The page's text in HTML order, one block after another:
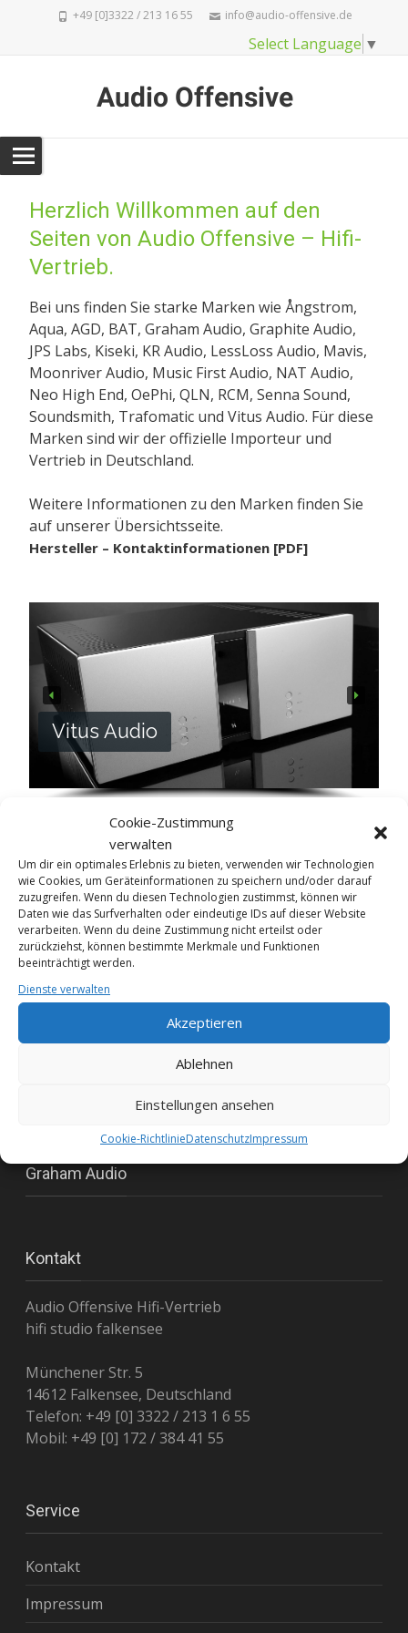
Cookie-Zustimmung
verwalten
Um dir ein optimales Erlebnis zu bieten, verwenden wir Technologien
wie Cookies, um Geräteinformationen zu speichern und/oder darauf
zuzugreifen. Wenn du diesen Technologien zustimmst, können wir
Daten wie das Surfverhalten oder eindeutige IDs auf dieser Website
verarbeiten. Wenn du deine Zustimmung nicht erteilst oder
zurückziehst, können bestimmte Merkmale und Funktionen
beeinträchtigt werden.
Dienste verwalten
Akzeptieren
Ablehnen
Einstellungen ansehen
Cookie-RichtlinieDatenschutzImpressum
+49 [0]3322 / 213 16 55 info@audio-offensive.de
Select Language ▼
Audio Offensive
Herzlich Willkommen auf den
Seiten von Audio Offensive – Hifi-
Vertrieb.
Bei uns finden Sie starke Marken wie Ångstrom,
Aqua, AGD, BAT, Graham Audio, Graphite Audio,
JPS Labs, Kiseki, KR Audio, LessLoss Audio, Mavis,
Moonriver Audio, Music First Audio, NAT Audio,
Neo High End, OePhi, QLN, RCM, Senna Sound,
Soundsmith, Trafomatic und Vitus Audio. Für diese
Marken sind wir der offizielle Importeur und
Vertrieb in Deutschland.
Weitere Informationen zu den Marken finden Sie
auf unserer Übersichtsseite.
Hersteller – Kontaktinformationen [PDF]
Vitus Audio
Unsere Marken
Graham Audio
Kontakt
Audio Offensive Hifi-Vertrieb
hifi studio falkensee
Münchener Str. 5
14612 Falkensee, Deutschland
Telefon: +49 [0] 3322 / 213 1 6 55
Mobil: +49 [0] 172 / 384 41 55
Service
Kontakt
Impressum